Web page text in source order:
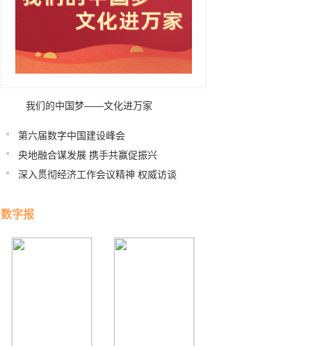
我们的中国梦——文化进万家
第六届数字中国建设峰会
央地融合谋发展 携手共赢促振兴
深入贯彻经济工作会议精神 权威访谈
数字报